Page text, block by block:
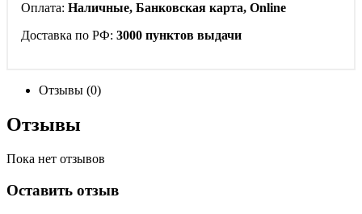
Оплата: Наличные, Банковская карта, Online
Доставка по РФ: 3000 пунктов выдачи
Отзывы (0)
Отзывы
Пока нет отзывов
Оставить отзыв